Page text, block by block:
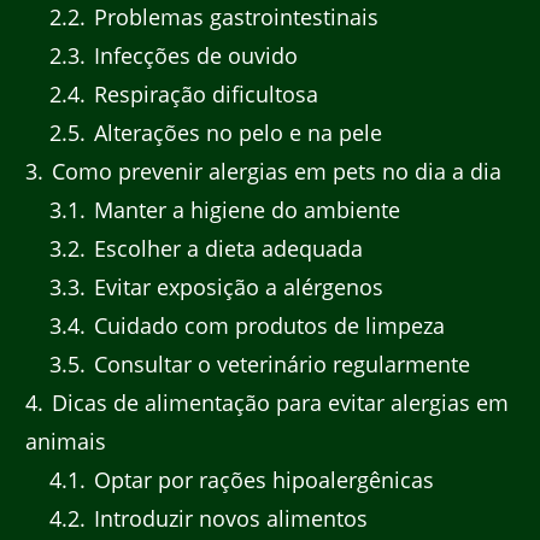
2.2 Problemas gastrointestinais
2.3 Infecções de ouvido
2.4 Respiração dificultosa
2.5 Alterações no pelo e na pele
3 Como prevenir alergias em pets no dia a dia
3.1
Manter a higiene do ambiente
3.2 Escolher a dieta adequada
3.3 Evitar exposição a alérgenos
3.4 Cuidado com produtos de limpeza
3.5 Consultar o veterinário regularmente
4 Dicas de alimentação para evitar alergias em
animais
4.1
Optar por rações hipoalergênicas
4.2 Introduzir novos alimentos